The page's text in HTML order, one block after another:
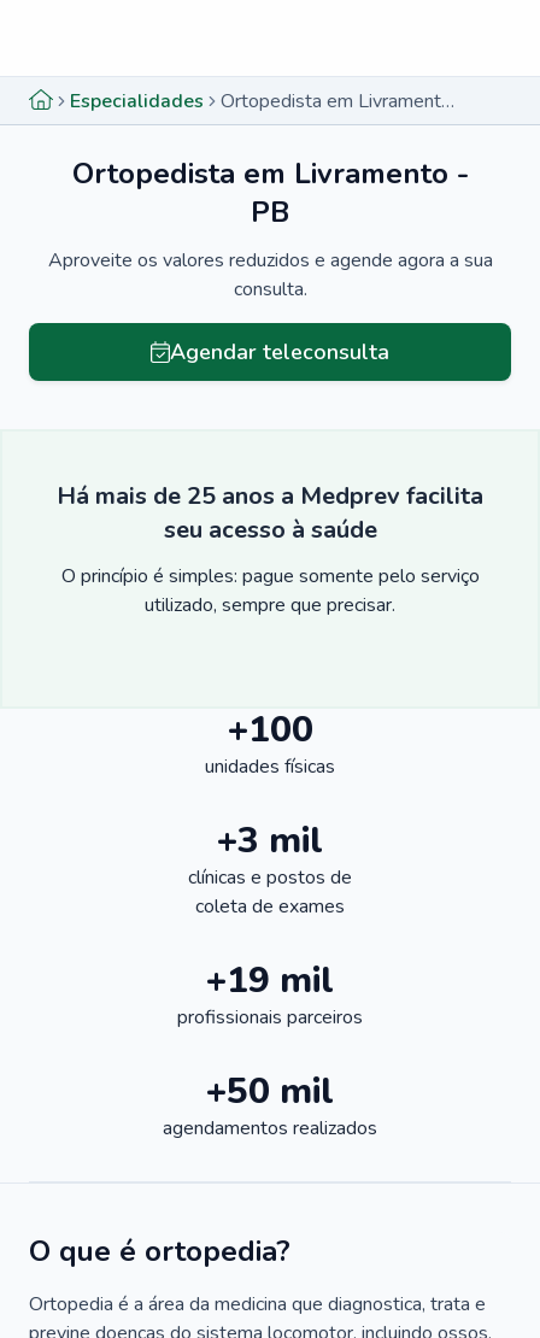
Especialidades Ortopedista em Livramento - PB
Ortopedista em Livramento -
PB
Aproveite os valores reduzidos e agende agora a sua
consulta.
Agendar teleconsulta
Há mais de 25 anos a Medprev facilita
seu acesso à saúde
O princípio é simples: pague somente pelo serviço
utilizado, sempre que precisar.
+100
unidades físicas
+3 mil
clínicas e postos de
coleta de exames
+19 mil
profissionais parceiros
+50 mil
agendamentos realizados
O que é ortopedia?
Ortopedia é a área da medicina que diagnostica, trata e